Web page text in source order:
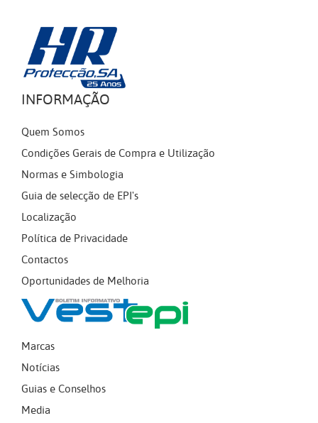
INFORMAÇÃO
Quem Somos
Condições Gerais de Compra e Utilização
Normas e Simbologia
Guia de selecção de EPI's
Localização
Política de Privacidade
Contactos
Oportunidades de Melhoria
Marcas
Notícias
Guias e Conselhos
Media